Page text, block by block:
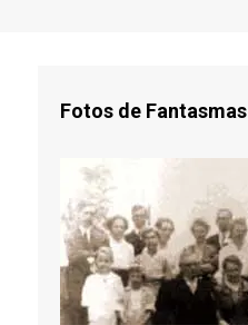
Fotos de Fantasmas